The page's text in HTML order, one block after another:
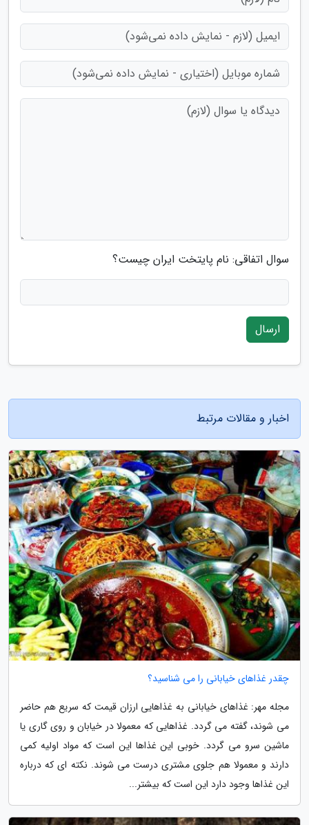
سوال اتفاقی: نام پایتخت ایران چیست؟
ارسال
اخبار و مقالات مرتبط
چقدر غذاهای خیابانی را می شناسید؟
مجله مهر: غذاهای خیابانی به غذاهایی ارزان قیمت که سریع هم حاضر
می شوند، گفته می گردد. غذاهایی که معمولا در خیابان و روی گاری یا
ماشین سرو می گردد. خوبی این غذاها این است که مواد اولیه کمی
دارند و معمولا هم جلوی مشتری درست می شوند. نکته ای که درباره
این غذاها وجود دارد این است که بیشتر...